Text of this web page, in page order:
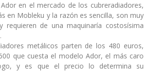
en el mercado de los cubreradiadores,
en Mobleku y la razón es sencilla, son muy
requieren de una maquinaría costosísima
metálicos parten de los 480 euros,
que cuesta el modelo Ador, el más caro
y es que el precio lo determina su